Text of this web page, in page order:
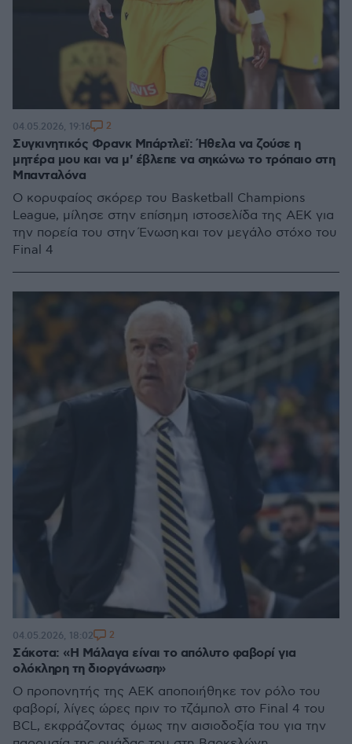
Συγκινητικός Φρανκ Μπάρτλεϊ: Ήθελα να ζούσε η
μητέρα μου και να μ' έβλεπε να σηκώνω το τρόπαιο στη
Μπανταλόνα
Ο κορυφαίος σκόρερ του Basketball Champions
League, μίλησε στην επίσημη ιστοσελίδα της ΑΕΚ για
την πορεία του στην Ένωση και τον μεγάλο στόχο του
Final 4
04.05.2026, 19:16 2
Σάκοτα: «Η Μάλαγα είναι το απόλυτο φαβορί για
ολόκληρη τη διοργάνωση»
Ο προπονητής της ΑΕΚ αποποιήθηκε τον ρόλο του
φαβορί, λίγες ώρες πριν το τζάμπολ στο Final 4 του
BCL, εκφράζοντας όμως την αισιοδοξία του για την
04.05.2026, 18:02 2